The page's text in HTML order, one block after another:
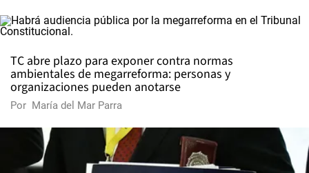
TC abre plazo para exponer contra normas
ambientales de megarreforma: personas y
organizaciones pueden anotarse
Por María del Mar Parra